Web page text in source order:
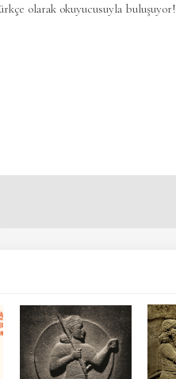
olarak okuyucusuyla buluşuyor!